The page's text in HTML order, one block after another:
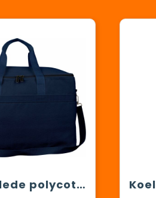
Gerecyclede polycotton (330 gsm) koeltas Luz